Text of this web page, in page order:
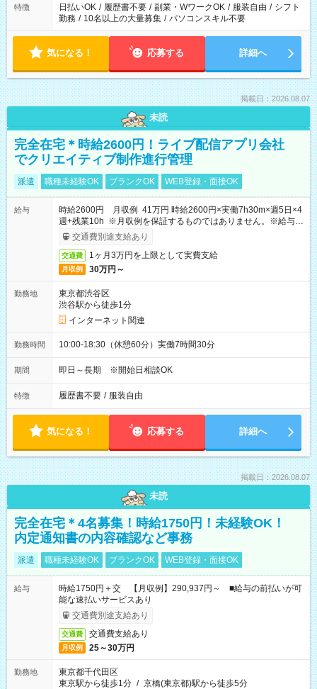
特徴 日払いOK / 履歴書不要 / 副業・WワークOK / 服装自由 / シフト
勤務 / 10名以上の大量募集 / パソコンスキル不要
気になる！ 応募する 詳細へ
掲載日：2026.08.07
未読
完全在宅＊時給2600円！ライブ配信アプリ会社
でクリエイティブ制作進行管理
派遣 職種未経験OK ブランクOK WEB登録・面接OK
給与
時給2600円 月収例 41万円 時給2600円×実働7h30m×週5日×4
週+残業10h ※月収例を保証するものではありません。※給与即
受取りサービス利用可（利用条件有）
交通費別途支給あり
交通費 1ヶ月3万円を上限として実費支給
月収例 30万円～
勤務地
東京都渋谷区
渋谷駅から徒歩1分
インターネット関連
勤務時間 10:00-18:30（休憩60分）実働7時間30分
期間 即日～長期 ※開始日相談OK
特徴 履歴書不要 / 服装自由
気になる！ 応募する 詳細へ
掲載日：2026.08.07
未読
完全在宅＊4名募集！時給1750円！未経験OK！
内定通知書の内容確認など事務
派遣 職種未経験OK ブランクOK WEB登録・面接OK
給与
時給1750円＋交 【月収例】290,937円～ ■給与の前払いが可
能な速払いサービスあり
交通費別途支給あり
交通費 交通費支給あり
月収例 25～30万円
勤務地
東京都千代田区
東京駅から徒歩1分 / 京橋(東京都)駅から徒歩5分